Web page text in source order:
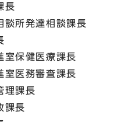
長
談所発達相談課長
室保健医療課長
室医務審査課長
理課長
課長